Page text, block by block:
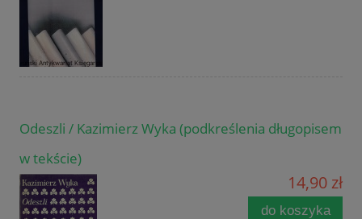
Odeszli / Kazimierz Wyka (podkreślenia długopisem
w tekście)
14,90 zł
do koszyka